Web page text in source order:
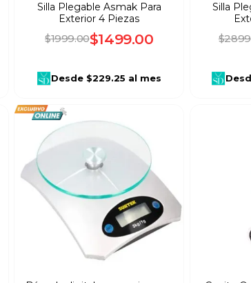
Silla Plegable Asmak Para
Exterior 4 Piezas
$1999.00$1499.00
Desde $229.25 al mes
Silla
$2899